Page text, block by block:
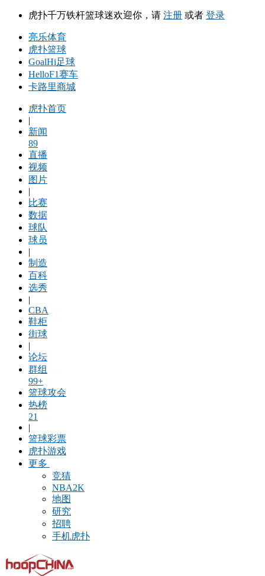
虎扑千万铁杆篮球迷欢迎你，请 注册 或者 登录
亮乐体育
虎扑篮球
GoalHi足球
HelloF1赛车
卡路里商城
虎扑首页
|
新闻
89
直播
视频
图片
|
比赛
数据
球队
球员
|
制造
百科
选秀
|
CBA
鞋柜
街球
|
论坛
群组
99+
篮球攻会
热榜
21
|
篮球彩票
虎扑游戏
更多
竞猜
NBA2K
地图
研究
招聘
手机虎扑